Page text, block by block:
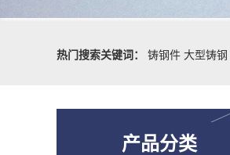
热门搜索关键词：
铸钢件 大型铸钢
产品分类